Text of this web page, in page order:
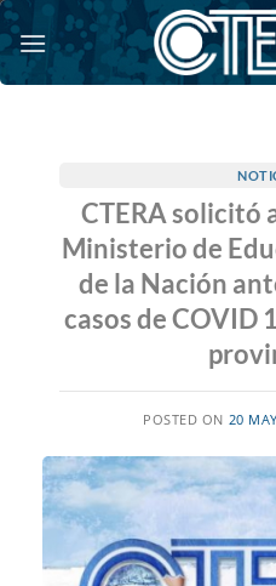
Saltar
al
contenido
CTERA solicitó
Ministerio de
de la Nación
casos de COVID
POSTED ON 20